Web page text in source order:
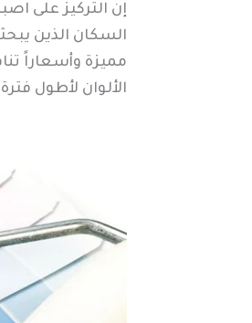
إن التركيز على
السكان الذين
مميزة وأسعاراً
الألوان لأطول